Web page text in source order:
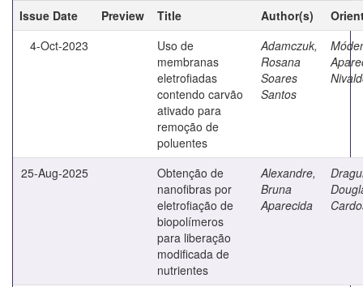
Issue Date
Preview Title Author(s)
4-Oct-2023
Uso de
membranas
eletrofiadas
contendo carvão
ativado para
remoção de
poluentes
Adamczuk,
Rosana
Soares
Santos
25-Aug-2025
Obtenção de
nanofibras por
eletrofiação de
biopolímeros
para liberação
modificada de
nutrientes
Alexandre,
Bruna
Aparecida